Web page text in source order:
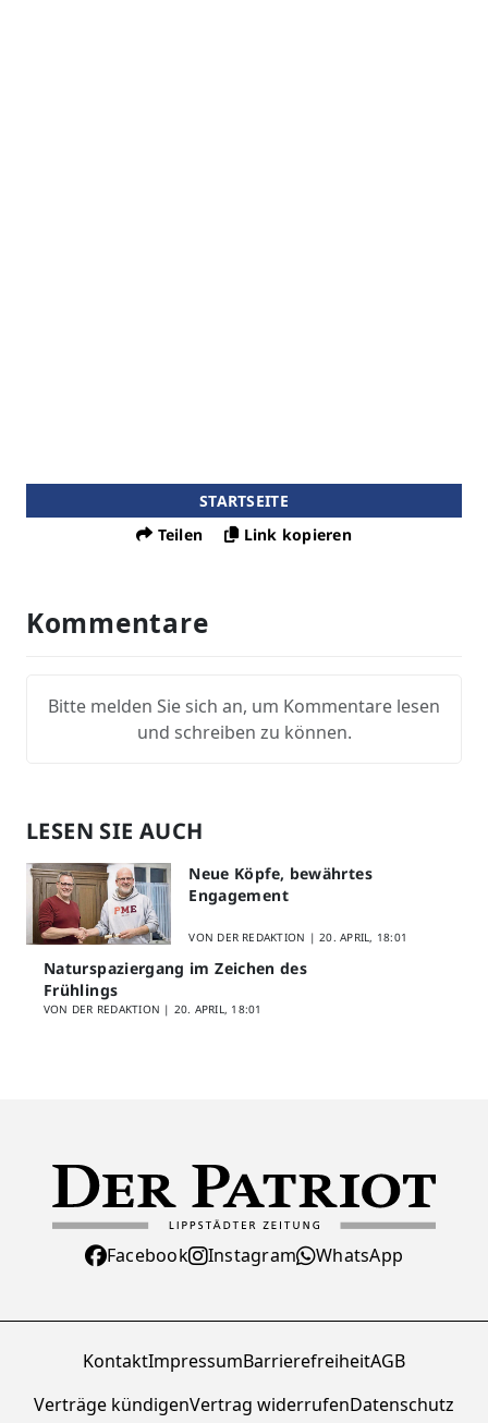
STARTSEITE
Teilen
Link kopieren
Kommentare
Bitte melden Sie sich an, um Kommentare lesen
und schreiben zu können.
LESEN SIE AUCH
Neue Köpfe, bewährtes
Engagement
VON DER REDAKTION |20. APRIL, 18:01
Naturspaziergang im Zeichen des
Frühlings
VON DER REDAKTION | 20. APRIL, 18:01
Facebook Instagram WhatsApp
KontaktImpressumBarrierefreiheitAGB
Verträge kündigenVertrag widerrufenDatenschutz